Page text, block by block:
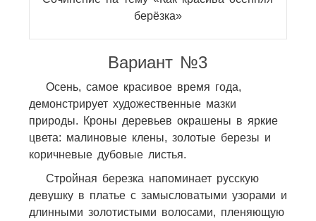
берёзка»
Вариант №3
Осень, самое красивое время года,
демонстрирует художественные мазки
природы. Кроны деревьев окрашены в яркие
цвета: малиновые клены, золотые березы и
коричневые дубовые листья.
Стройная березка напоминает русскую
девушку в платье с замысловатыми узорами и
длинными золотистыми волосами, пленяющую